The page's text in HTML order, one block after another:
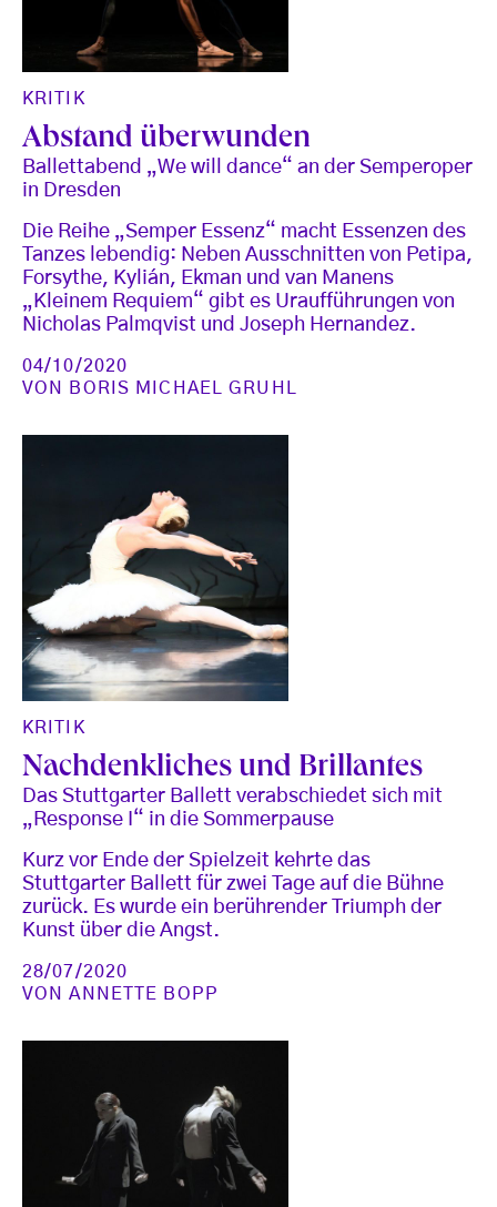
KRITIK
Abstand überwunden
Ballettabend „We will dance“ an der Semperoper
in Dresden
Die Reihe „Semper Essenz“ macht Essenzen des
Tanzes lebendig: Neben Ausschnitten von Petipa,
Forsythe, Kylián, Ekman und van Manens
„Kleinem Requiem“ gibt es Uraufführungen von
Nicholas Palmqvist und Joseph Hernandez.
04/10/2020
VON
BORIS MICHAEL GRUHL
KRITIK
Nachdenkliches und Brillantes
Das Stuttgarter Ballett verabschiedet sich mit
„Response I“ in die Sommerpause
Kurz vor Ende der Spielzeit kehrte das
Stuttgarter Ballett für zwei Tage auf die Bühne
zurück. Es wurde ein berührender Triumph der
Kunst über die Angst.
28/07/2020
VONANNETTE BOPP